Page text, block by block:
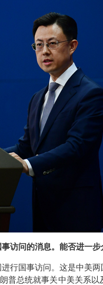
访问的消息。能否进一
行国事访问。这是中美
普总统就事关中美关系